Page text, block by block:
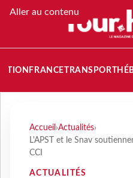
Aller au contenu
FRANCETRANSPORT
Accueil ›Actualités›
L'APST et le Snav
CCI
ACTUALITÉS